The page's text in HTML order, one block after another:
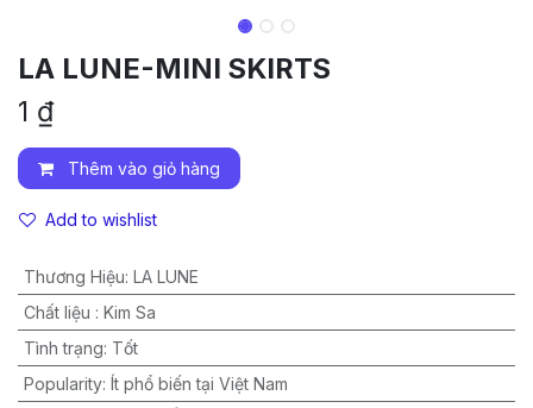
LA LUNE-MINI SKIRTS
1 ₫
Thêm vào giỏ hàng
Add to wishlist
Thương Hiệu: LA LUNE
Chất liệu : Kim Sa
Tình trạng: Tốt
Popularity: Ít phổ biến tại Việt Nam